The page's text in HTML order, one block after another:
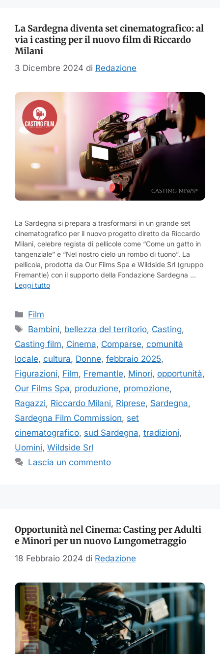
La Sardegna diventa set cinematografico: al
via i casting per il nuovo film di Riccardo
Milani
3 Dicembre 2024 di Redazione
La Sardegna si prepara a trasformarsi in un grande set
cinematografico per il nuovo progetto diretto da Riccardo
Milani, celebre regista di pellicole come “Come un gatto in
tangenziale” e “Nel nostro cielo un rombo di tuono”. La
pellicola, prodotta da Our Films Spa e Wildside Srl (gruppo
Fremantle) con il supporto della Fondazione Sardegna …
Leggi tutto
Categorie
Film
Tag
Bambini, bellezza del territorio, Casting,
Casting film, Cinema, Comparse, comunità
locale, cultura, Donne, febbraio 2025,
Figurazioni, Film, Fremantle, Minori, opportunità,
Our Films Spa, produzione, promozione,
Ragazzi, Riccardo Milani, Riprese, Sardegna,
Sardegna Film Commission, set
cinematografico, sud Sardegna, tradizioni,
Uomini, Wildside Srl
Lascia un commento
Opportunità nel Cinema: Casting per Adulti
e Minori per un nuovo Lungometraggio
18 Febbraio 2024 di Redazione